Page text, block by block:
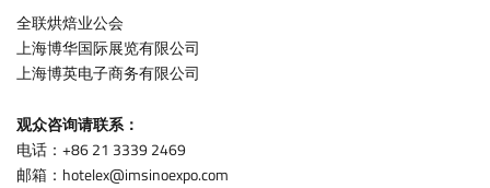
全联烘焙业公会
上海博华国际展览有限公司
上海博英电子商务有限公司
观众咨询请联系：
电话：+86 21 3339 2469
邮箱：hotelex@imsinoexpo.com